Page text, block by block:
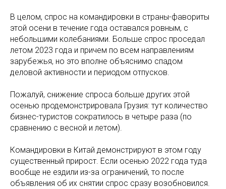
В целом, спрос на командировки в страны-фавориты
этой осени в течение года оставался ровным, с
небольшими колебаниями. Больше спрос проседал
летом 2023 года и причем по всем направлениям
зарубежья, но это вполне объяснимо спадом
деловой активности и периодом отпусков.
Пожалуй, снижение спроса больше других этой
осенью продемонстрировала Грузия: тут количество
бизнес-туристов сократилось в четыре раза (по
сравнению с весной и летом).
Командировки в Китай демонстрируют в этом году
существенный прирост. Если осенью 2022 года туда
вообще не ездили из-за ограничений, то после
объявления об их снятии спрос сразу возобновился.